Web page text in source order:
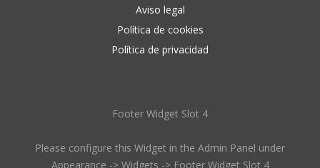
Aviso legal
Política de cookies
Política de privacidad
Footer Widget Slot 4
Please configure this Widget in the Admin Panel under
Appearance -> Widgets -> Footer Widget Slot 4